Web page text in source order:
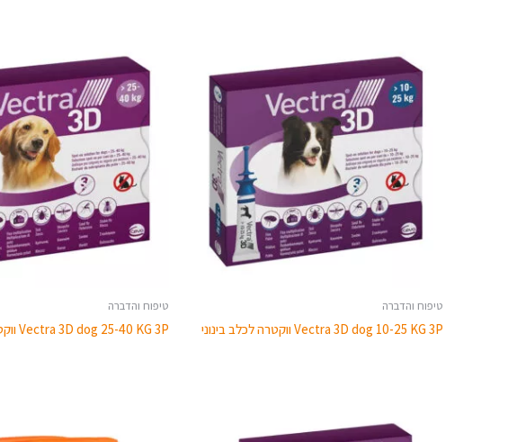
טיפוח והדברה
Vectra 3D dog 10-25 KG 3P ווקטרה לכלב בינוני
טיפוח והדברה
Vectra 3D dog 25-40 KG 3P ווקטרה לכלב גדול